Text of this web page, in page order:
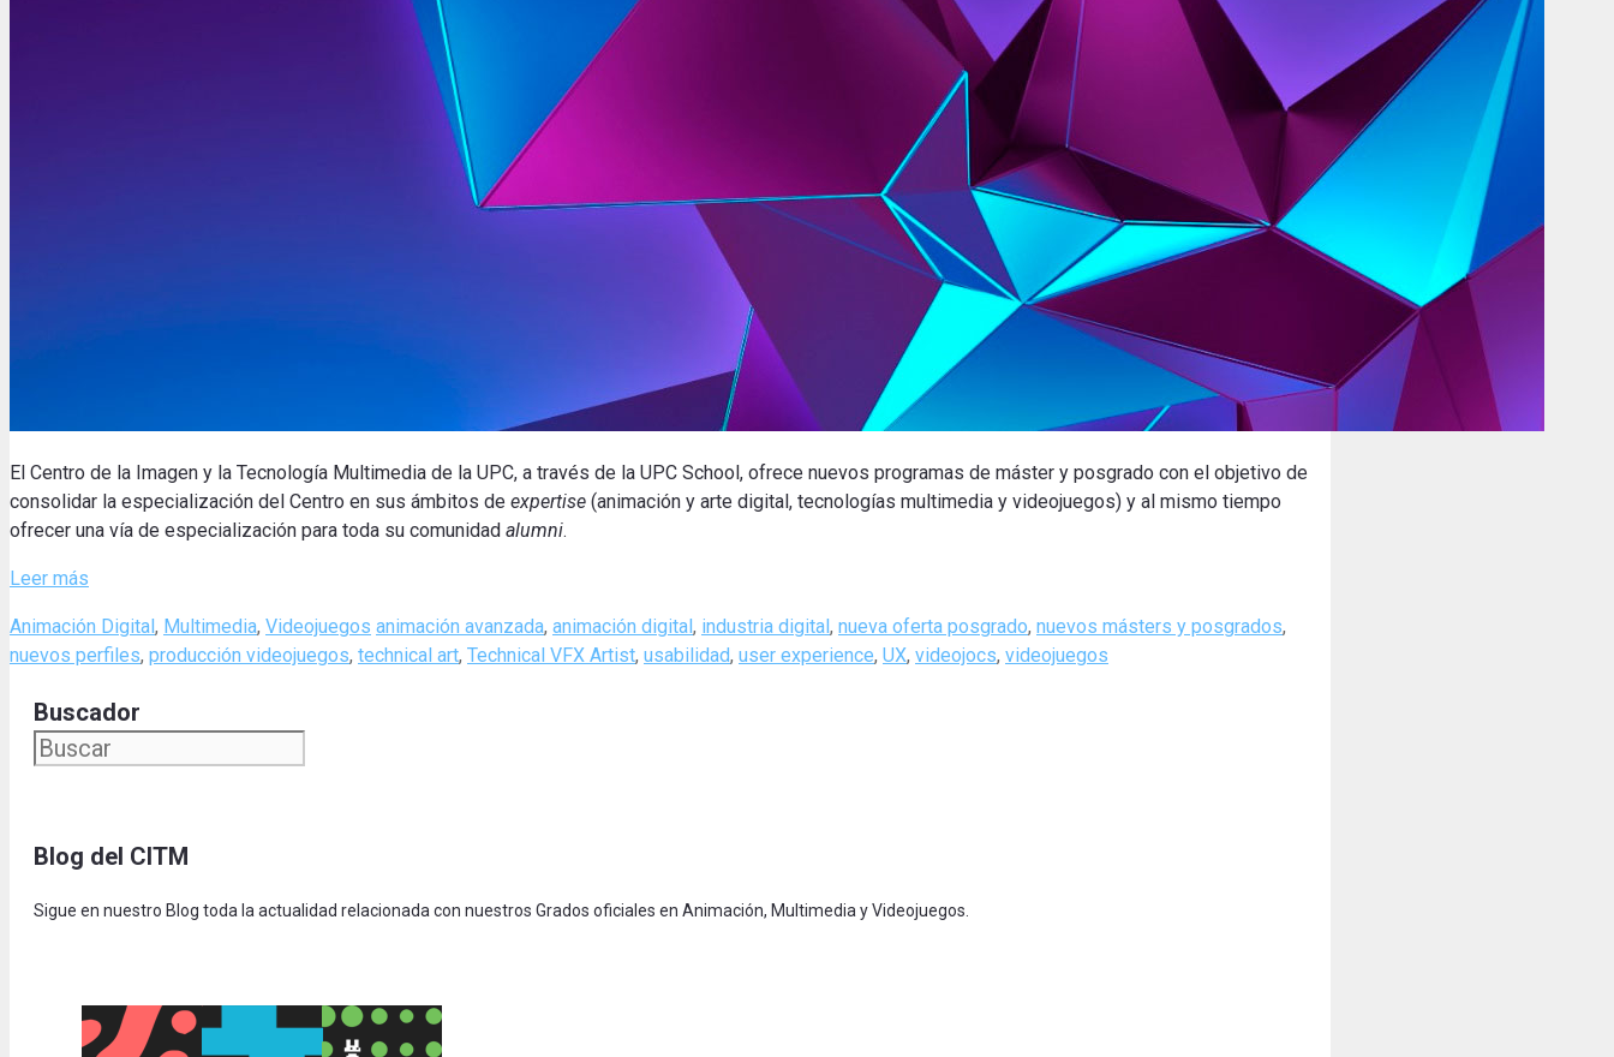
El Centro de la Imagen y la Tecnología Multimedia de la UPC, a través de la UPC School, ofrece nuevos programas de máster y posgrado con el objetivo de
consolidar la especialización del Centro en sus ámbitos de expertise (animación y arte digital, tecnologías multimedia y videojuegos) y al mismo tiempo
ofrecer una vía de especialización para toda su comunidad alumni.
Leer más
Categories
Animación Digital, Multimedia, Videojuegos Tags
animación avanzada, animación digital, industria digital, nueva oferta posgrado, nuevos másters y posgrados,
nuevos perfiles, producción videojuegos, technical art, Technical VFX Artist, usabilidad, user experience, UX, videojocs, videojuegos
Buscador
Blog del CITM
Sigue en nuestro Blog toda la actualidad relacionada con nuestros Grados oficiales en Animación, Multimedia y Videojuegos.